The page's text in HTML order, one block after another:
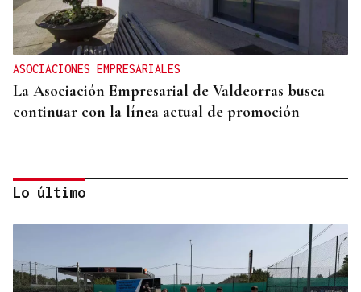
ASOCIACIONES EMPRESARIALES
La Asociación Empresarial de Valdeorras busca
continuar con la línea actual de promoción
Lo último